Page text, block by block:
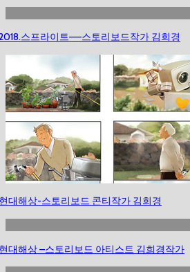
스프라이트—–스토리보드작가 김희경
대해상-스토리보드 콘티작가 김희경
대해상 –스토리보드 아티스트 김희경작가